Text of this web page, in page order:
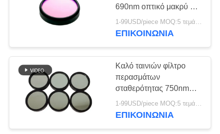
ΠΟΙΟΤΙΚΌΣ
ΈΛΕΓΧΟΣ
ΜΑΣ
ΕΛΆΤΕ
ΕΠΑΦΉ
ΜΕ
690nm οπτικό μακρύ για
την εφαρμογή συσκευών
ομορφιάς
1-99USD/piece MOQ:5 τεμάχια
ΕΠΙΚΟΙΝΩΝΊΑ
Καλό ταινιών φίλτρο
περασμάτων
σταθερότητας 750nm
μακρύ, οπτικό φίλτρο
παρέμβασης
1-99USD/piece MOQ:5 τεμάχια
ΕΠΙΚΟΙΝΩΝΊΑ